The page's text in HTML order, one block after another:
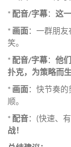
* 配音/字幕： 这
* 画面：一群朋
笑。
* 配音/字幕： 他
扑克，为策略而生
* 画面：快节奏
顺。
* 配音：(快速、
战！